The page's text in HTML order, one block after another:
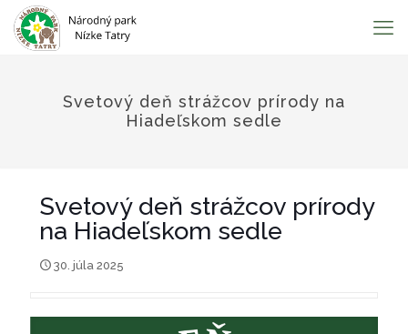
Svetový deň strážcov prírody na
Hiadeľskom sedle
Svetový deň strážcov prírody
na Hiadeľskom sedle
30. júla 2025